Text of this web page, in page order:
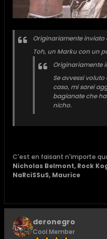
Originariamente inviato
Toh, un Marku con un
Originariamente
Se avvessi
caso, mi sarei
bagianate che
nicho.
C'est en faisant n'importe
Nicholas Belmont, Rock
NaRciSSuS, Maurice
deronegro
Cool Member